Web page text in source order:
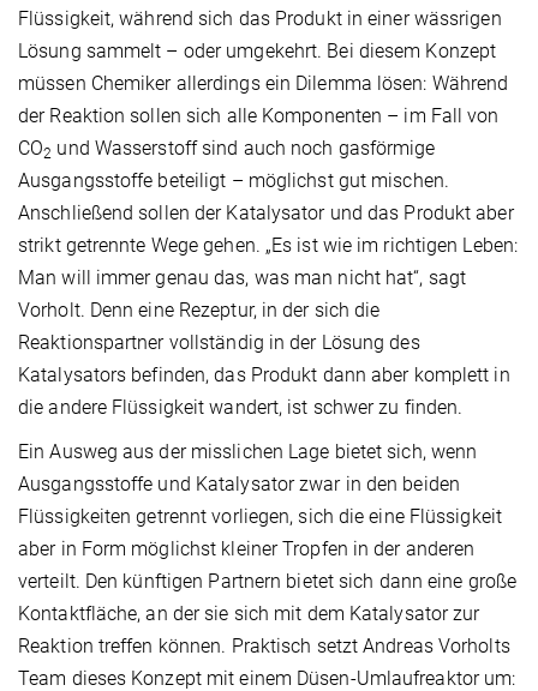
Flüssigkeit, während sich das Produkt in einer wässrigen
Lösung sammelt – oder umgekehrt. Bei diesem Konzept
müssen Chemiker allerdings ein Dilemma lösen: Während
der Reaktion sollen sich alle Komponenten – im Fall von
CO2 und Wasserstoff sind auch noch gasförmige
Ausgangsstoffe beteiligt – möglichst gut mischen.
Anschließend sollen der Katalysator und das Produkt aber
strikt getrennte Wege gehen. „Es ist wie im richtigen Leben:
Man will immer genau das, was man nicht hat“, sagt
Vorholt. Denn eine Rezeptur, in der sich die
Reaktionspartner vollständig in der Lösung des
Katalysators befinden, das Produkt dann aber komplett in
die andere Flüssigkeit wandert, ist schwer zu finden.
Ein Ausweg aus der misslichen Lage bietet sich, wenn
Ausgangsstoffe und Katalysator zwar in den beiden
Flüssigkeiten getrennt vorliegen, sich die eine Flüssigkeit
aber in Form möglichst kleiner Tropfen in der anderen
verteilt. Den künftigen Partnern bietet sich dann eine große
Kontaktfläche, an der sie sich mit dem Katalysator zur
Reaktion treffen können. Praktisch setzt Andreas Vorholts
Team dieses Konzept mit einem Düsen-Umlaufreaktor um: